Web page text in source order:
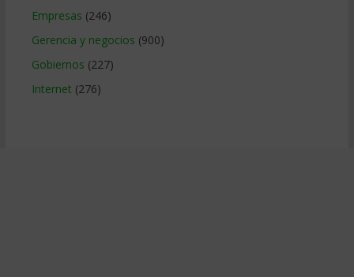
Empresas (246)
Gerencia y negocios (900)
Gobiernos (227)
Internet (276)